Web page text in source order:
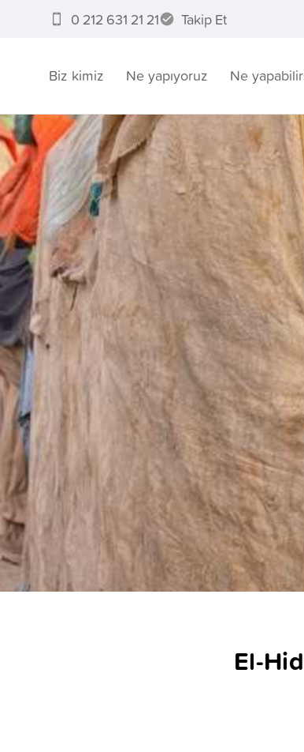
0 212 631 21 21 Takip Et
Biz kimiz Ne yapıyoruz Ne
El-